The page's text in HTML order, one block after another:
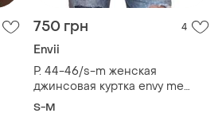
750 грн 4
Envii
Р. 44-46/s-m женская
джинсовая куртка envy me
светло-голубого цвета
S-M